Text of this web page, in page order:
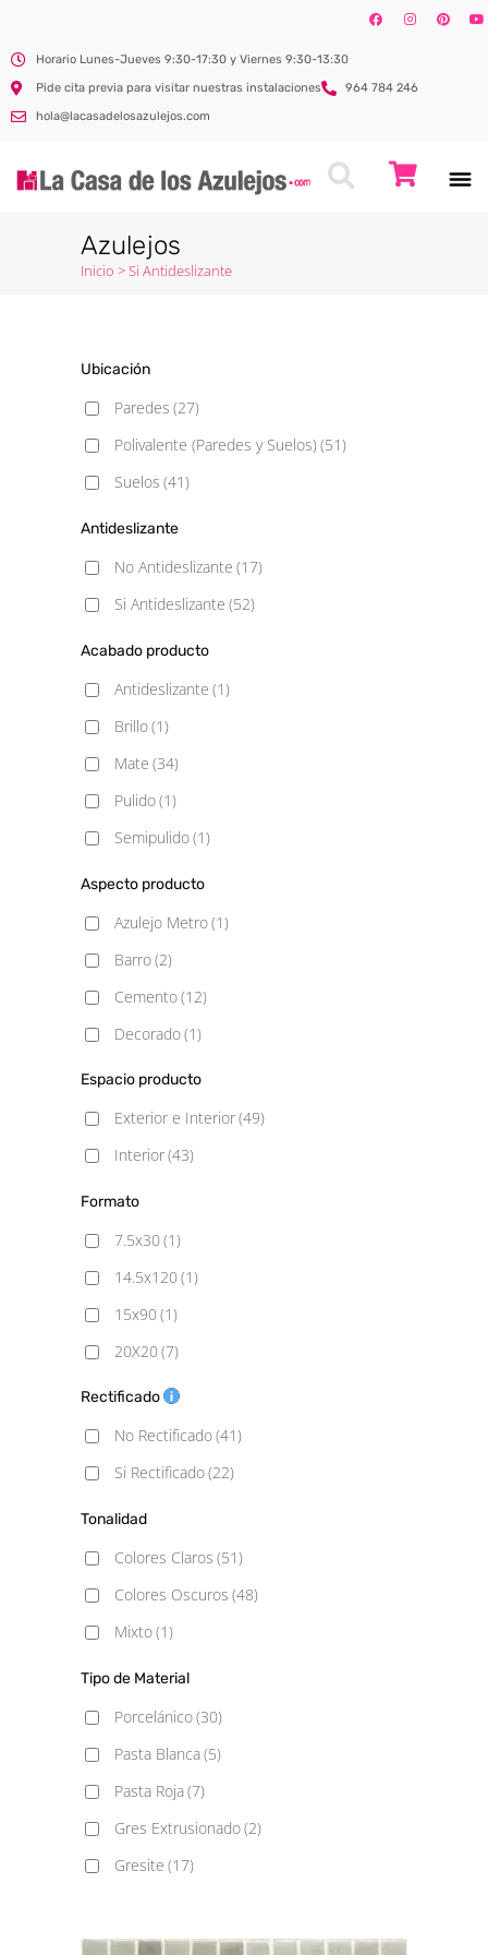
Horario Lunes-Jueves 9:30-17:30 y Viernes 9:30-13:30
Pide cita previa para visitar nuestras instalaciones
964 784 246
hola@lacasadelosazulejos.com
Azulejos
Inicio >Si Antideslizante
Ubicación
Paredes (27)
Polivalente (Paredes y Suelos)(51)
Suelos (41)
Antideslizante
No Antideslizante (17)
Si Antideslizante (52)
Acabado producto
Antideslizante (1)
Brillo(1)
Mate (34)
Pulido(1)
Semipulido(1)
Aspecto producto
Azulejo Metro(1)
Barro(2)
Cemento(12)
Decorado(1)
Gresite(17)
Hidráulico
(2)
Madera
(8)
Espacio producto
Exterior e Interior(49)
Interior(43)
Formato
7.5x30 (1)
14.5x120 (1)
15x90 (1)
20X20 (7)
20x60 (2)
20x120 (1)
22.5x90
30x60(8)
30x90 (2)
30x120 (1)
30X150(1)
33.3X33.3(2)
33.5x33.5 (1)
37X75(2)
Rectificado
No Rectificado(41)
Si Rectificado(22)
Tonalidad
Colores Claros (51)
Colores Oscuros (48)
Mixto(1)
Tipo de Material
Porcelánico(30)
Pasta Blanca(5)
Pasta Roja(7)
Gres Extrusionado(2)
Gresite (17)